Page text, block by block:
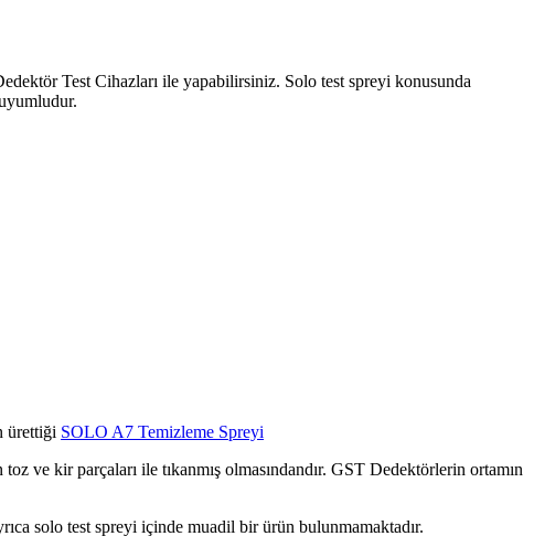
Test Cihazları ile yapabilirsiniz. Solo test spreyi konusunda
ürettiği SOLO A7 Temizleme Spreyi
ve kir parçaları ile tıkanmış olmasındandır. GST Dedektörlerin ortamın
solo test spreyi içinde muadil bir ürün bulunmamaktadır.